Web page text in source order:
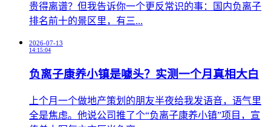
贵得离谱？但我告诉你一个更反常识的事：国内负离子
排名前十的景区里，有三...
2026-07-13
14:15:04
负离子康养小镇是噱头？实测一个月真相大白
​上个月一个做地产策划的朋友半夜给我发语音，语气里
全是焦虑。他说公司推了个“负离子康养小镇”项目，宣